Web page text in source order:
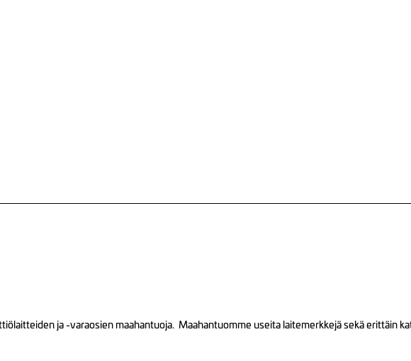
ja -varaosien maahantuoja. Maahantuomme useita laitemerkkejä sekä erittäin